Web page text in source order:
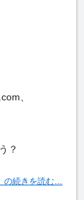
、
？
の続きを読む…